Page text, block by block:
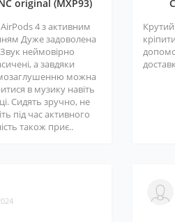
original (MXP93)
4 з активним
Дуже задоволена
неймовірно
а завдяки
можна
в музику навіть
Сидять зручно, не
під час активного
також приє..